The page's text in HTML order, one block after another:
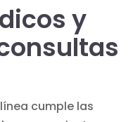
y
cumple las